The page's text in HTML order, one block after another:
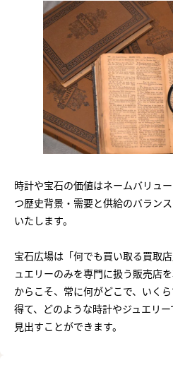
時計や宝石の価値はネームバリュ
つ歴史背景・需要と供給のバラン
いたします。
宝石広場は「何でも買い取る買取
ュエリーのみを専門に扱う販売店
からこそ、常に何がどこで、いく
得て、どのような時計やジュエリ
見出すことができます。